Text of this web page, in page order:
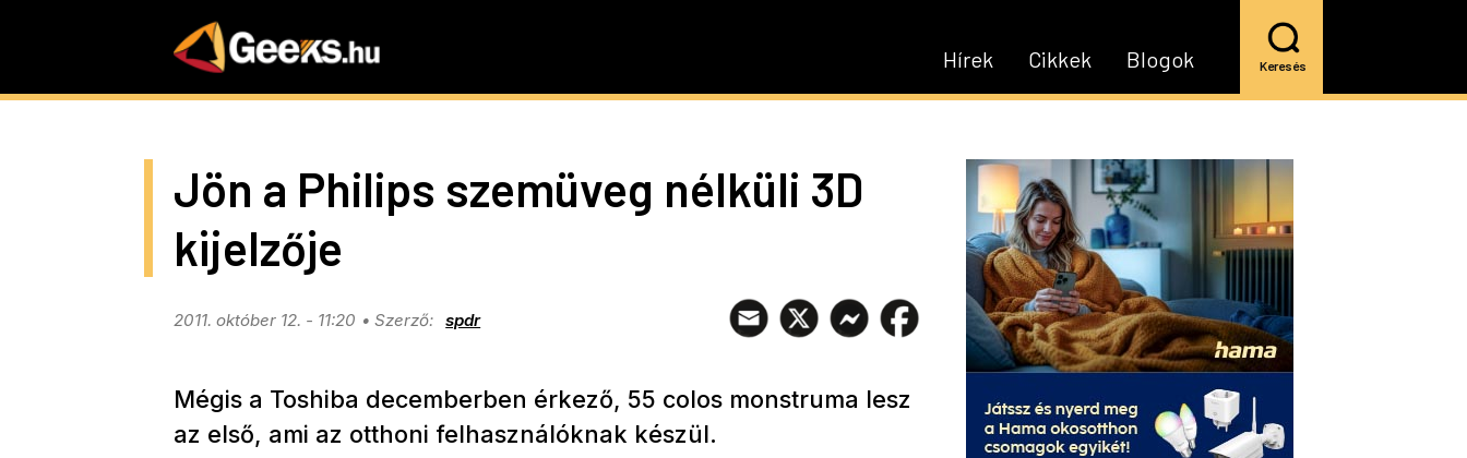
Blogok
Cikkek
Hírek Keresés
Jön a Philips szemüveg nélküli 3D
kijelzője
2011. október 12. - 11:20 spdr
Mégis a Toshiba decemberben érkező, 55 colos monstruma lesz
az első, ami az otthoni felhasználóknak készül.